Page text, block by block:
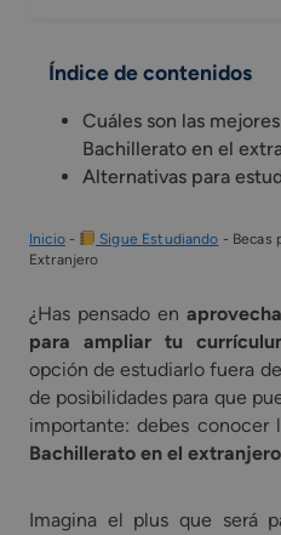
Índice de contenidos
Cuáles son las
Bachillerato en el
Alternativas para
Inicio- Sigue Estudiando - Becas
Extranjero
¿Has pensado en
para ampliar tu
opción de estudiarlo fuera
de posibilidades para que
importante: debes conocer
Bachillerato en el extranjero
Imagina el plus que será